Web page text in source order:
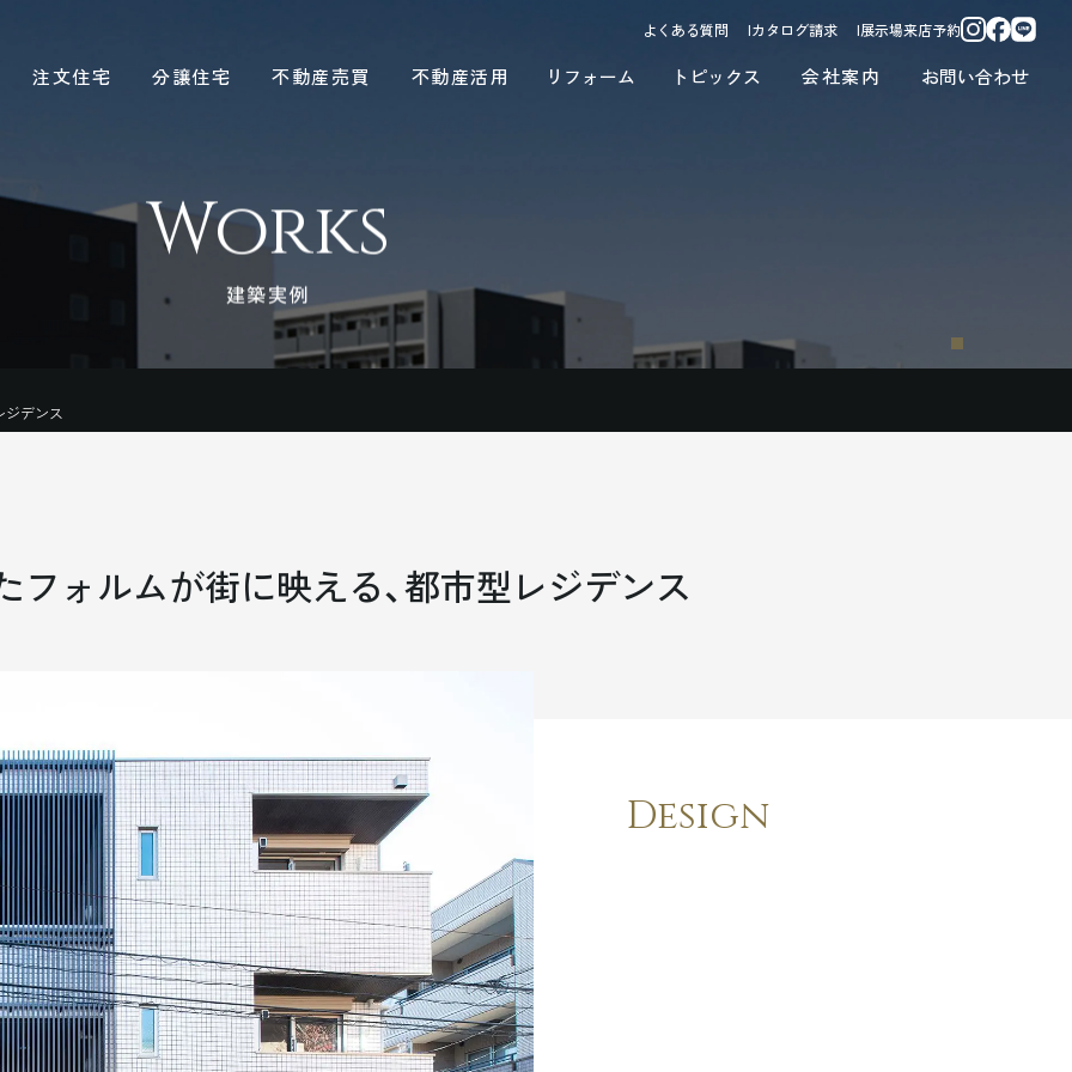
よくある質問 カタログ請求 展示場来店予約
注文住宅 分譲住宅 不動産売買 不動産活用 リフォーム トピックス 会社案内 お問い合わせ
Works
建築実例
ジデンス
フォルムが街に映える、都市型レジデンス
Design